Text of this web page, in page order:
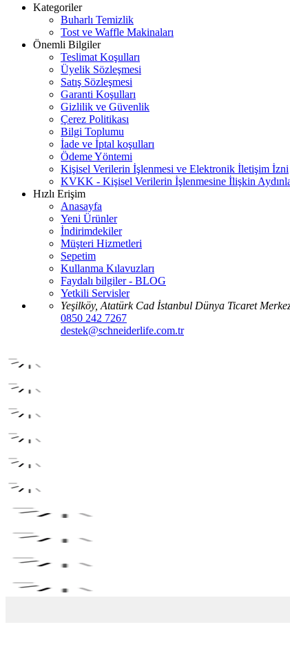
Kategoriler
Buharlı Temizlik
Tost ve Waffle Makinaları
Önemli Bilgiler
Teslimat Koşulları
Üyelik Sözleşmesi
Satış Sözleşmesi
Garanti Koşulları
Gizlilik ve Güvenlik
Çerez Politikası
Bilgi Toplumu
İade ve İptal koşulları
Ödeme Yöntemi
Kişisel Verilerin İşlenmesi ve Elektronik İletişim İzni
KVKK - Kişisel Verilerin İşlenmesine İlişkin
Hızlı Erişim
Anasayfa
Yeni Ürünler
İndirimdekiler
Müşteri Hizmetleri
Sepetim
Kullanma Kılavuzları
Faydalı bilgiler - BLOG
Yetkili Servisler
Yeşilköy, Atatürk Cad İstanbul Dünya Ticaret
0850 242 7267
destek@schneiderlife.com.tr